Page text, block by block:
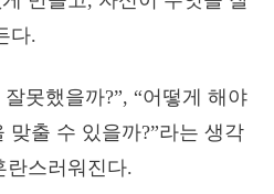
다.
못했을까?”, “어떻게 해야
맞출 수 있을까?”라는 생각
란스러워진다.